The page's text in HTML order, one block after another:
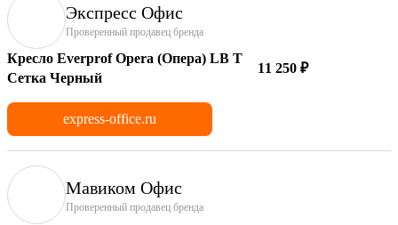
Экспресс Офис
Проверенный продавец бренда
Кресло Everprof Opera (Опера) LB T
Сетка Черный
11 250 ₽
express-office.ru
Мавиком Офис
Проверенный продавец бренда